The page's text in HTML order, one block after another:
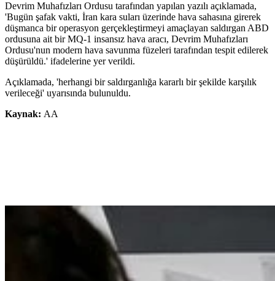
Devrim Muhafızları Ordusu tarafından yapılan yazılı açıklamada,
'Bugün şafak vakti, İran kara suları üzerinde hava sahasına girerek
düşmanca bir operasyon gerçekleştirmeyi amaçlayan saldırgan ABD
ordusuna ait bir MQ-1 insansız hava aracı, Devrim Muhafızları
Ordusu'nun modern hava savunma füzeleri tarafından tespit edilerek
düşürüldü.' ifadelerine yer verildi.
Açıklamada, 'herhangi bir saldırganlığa kararlı bir şekilde karşılık
verileceği' uyarısında bulunuldu.
Kaynak: AA